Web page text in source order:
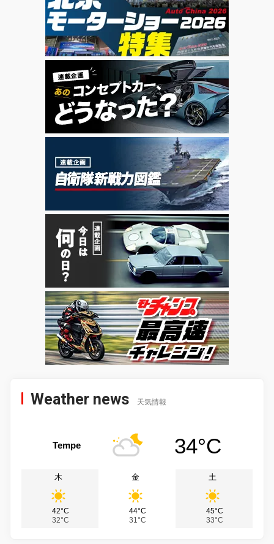
Weather news 天気情報
Tempe 34°C
木
42°C
32°C
金
44°C
31°C
土
45°C
33°C